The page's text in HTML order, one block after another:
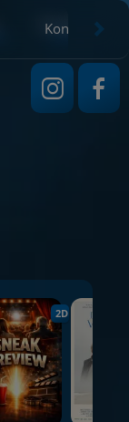
Kontakt
2D